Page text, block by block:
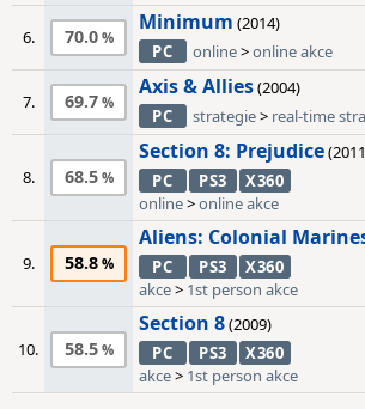
6. 70.0
Minimum (2014)
PC
online>online akce
7. 69.7
Axis & Allies(2004)
PC
strategie> real-time
8. 68.5
Section 8: Prejudice
PC
PS3
X360
online>online akce
9. 58.8
Aliens: Colonial
PC
PS3
X360
akce> 1st person akce
10. 58.5
Section 8(2009)
PC
PS3
X360
akce> 1st person akce